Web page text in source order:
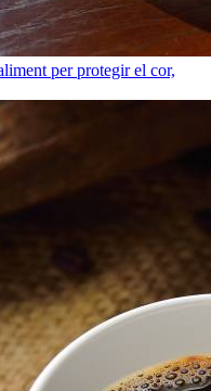
per protegir el cor,